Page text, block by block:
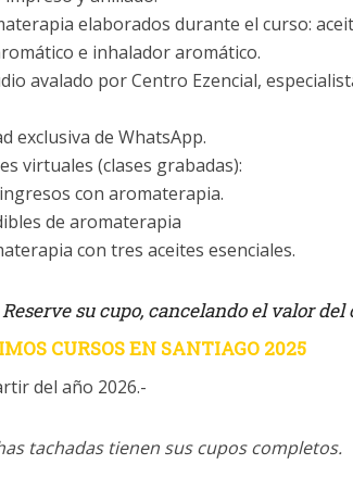
elaborados durante el curso:
e inhalador aromático.
avalado por Centro Ezencial,
exclusiva de WhatsApp.
virtuales (clases grabadas):
con aromaterapia.
de aromaterapia
con tres aceites esenciales.
Reserve su cupo, cancelando el valor del
CURSOS EN SANTIAGO 2025
del año 2026.-
tachadas tienen sus cupos completos.